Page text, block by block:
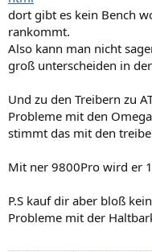
dort gibt es kein Bench
rankommt.
Also kann man nicht
groß unterscheiden in
Und zu den Treibern zu
Probleme mit den
stimmt das mit den
Mit ner 9800Pro wird er
P.S kauf dir aber bloß
Probleme mit der